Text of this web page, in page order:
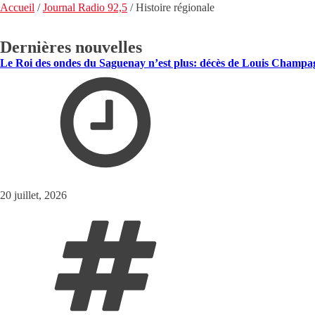
Accueil /Journal Radio 92,5 /Histoire régionale
Dernières nouvelles
Le Roi des ondes du Saguenay n’est plus: décès de Louis
20 juillet, 2026